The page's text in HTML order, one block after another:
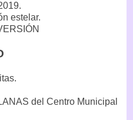
estelar.
del Centro Municipal